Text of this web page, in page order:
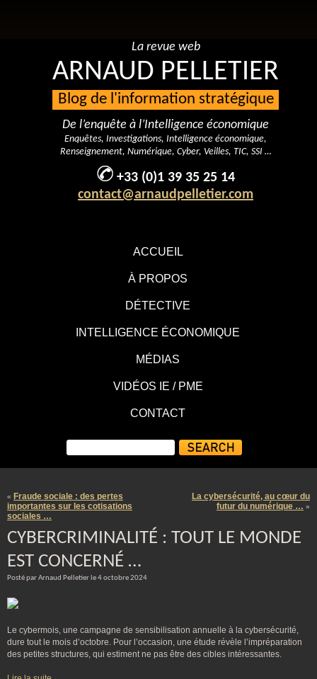
ACCUEIL
À PROPOS
DÉTECTIVE
INTELLIGENCE ÉCONOMIQUE
MÉDIAS
VIDÉOS IE / PME
CONTACT
La revue web
ARNAUD PELLETIER
Blog de l'information stratégique
De l’enquête à l’Intelligence économique
Enquêtes, Investigations, Intelligence économique,
Renseignement, Numérique, Cyber, Veilles, TIC, SSI …
+33 (0)1 39 35 25 14
contact@arnaudpelletier.com
« Fraude sociale : des pertes
importantes sur les cotisations
sociales …
La cybersécurité, au cœur du
futur du numérique … »
CYBERCRIMINALITÉ : TOUT LE MONDE
EST CONCERNÉ …
Posté par Arnaud Pelletier le 4 octobre 2024
Le cybermois, une campagne de sensibilisation annuelle à la cybersécurité,
dure tout le mois d’octobre. Pour l’occasion, une étude révèle l’impréparation
des petites structures, qui estiment ne pas être des cibles intéressantes.